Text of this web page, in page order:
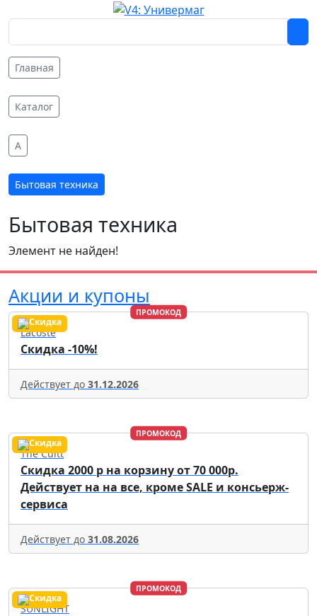
Главная
Каталог
A
Бытовая техника
Бытовая техника
Элемент не найден!
Акции и купоны
ПРОМОКОД
Lacoste
Скидка -10%!
Действует до 31.12.2026
ПРОМОКОД
The Cultt
Скидка 2000 р на корзину от 70 000р.
Действует на на все, кроме SALE и консьерж-
сервиса
Действует до 31.08.2026
ПРОМОКОД
SUNLIGHT